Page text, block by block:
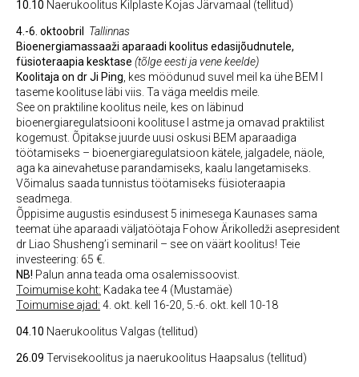
10.10 Naerukoolitus Kilplaste Kojas Järvamaal (tellitud)
4.-6. oktoobril
Tallinnas
Bioenergiamassaaži aparaadi koolitus edasijõudnutele,
füsioteraapia kesktase (tõlge eesti ja vene keelde)
Koolitaja on dr Ji Ping , kes möödunud suvel meil ka ühe BEM I
taseme koolituse läbi viis. Ta väga meeldis meile.
See on praktiline koolitus neile, kes on läbinud
bioenergiaregulatsiooni koolituse I astme ja omavad praktilist
kogemust. Õpitakse juurde uusi oskusi BEM aparaadiga
töötamiseks – bioenergiaregulatsioon kätele, jalgadele, näole,
aga ka ainevahetuse parandamiseks, kaalu langetamiseks.
Võimalus saada tunnistus töötamiseks füsioteraapia
seadmega.
Õppisime augustis esindusest 5 inimesega Kaunases sama
teemat ühe aparaadi väljatöötaja Fohow Ärikolledži asepresident
dr Liao Shusheng’i seminaril – see on väärt koolitus! Teie
investeering: 65 €.
NB! Palun anna teada oma osalemissoovist.
Toimumise koht: Kadaka tee 4 (Mustamäe)
Toimumise ajad: 4. okt. kell 16-20, 5.-6. okt. kell 10-18
04.10 Naerukoolitus Valgas (tellitud)
26.09 Tervisekoolitus ja naerukoolitus Haapsalus (tellitud)